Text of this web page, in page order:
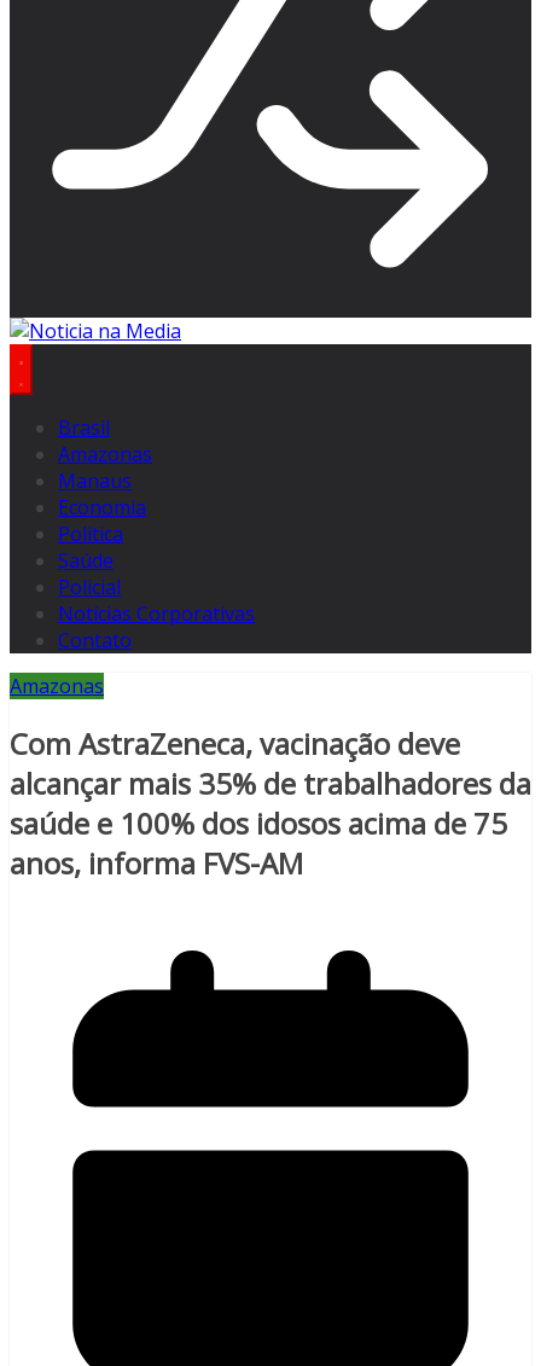
Brasil
Amazonas
Manaus
Economia
Politica
Saúde
Policial
Notícias Corporativas
Contato
Amazonas
Com AstraZeneca, vacinação deve
alcançar mais 35% de trabalhadores da
saúde e 100% dos idosos acima de 75
anos, informa FVS-AM